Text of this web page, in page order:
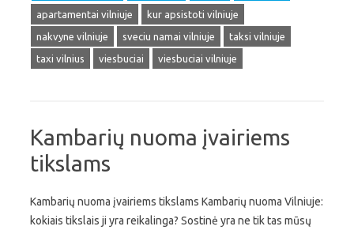
apartamentai vilniuje
kur apsistoti vilniuje
nakvyne vilniuje
sveciu namai vilniuje
taksi vilniuje
taxi vilnius
viesbuciai viesbuciai vilniuje
Kambarių nuoma įvairiems
tikslams
Kambarių nuoma įvairiems tikslams Kambarių nuoma Vilniuje:
kokiais tikslais ji yra reikalinga? Sostinė yra ne tik tas mūsų